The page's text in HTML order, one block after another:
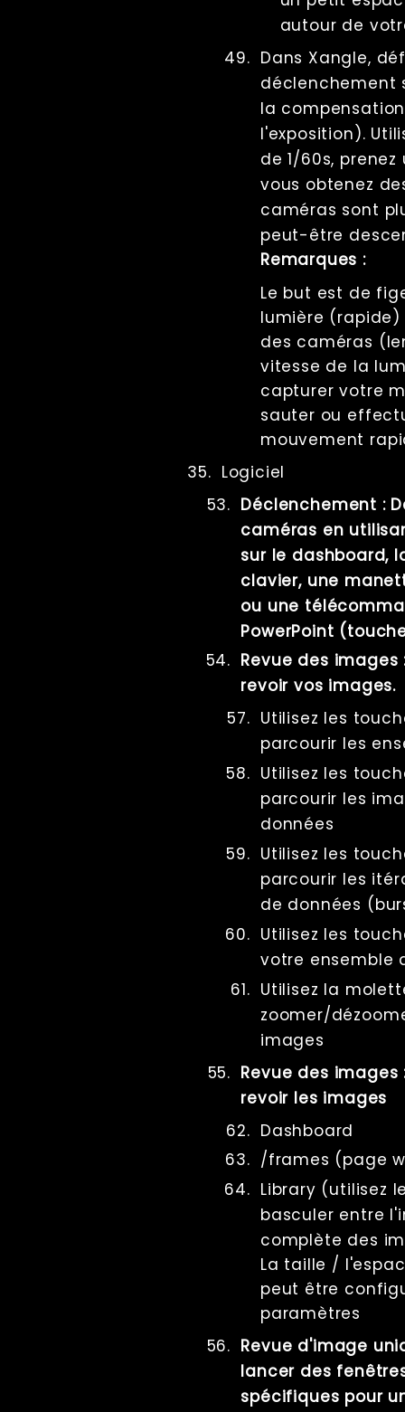
autour de
Dans Xangle,
déclenchement
la
l'exposition).
de 1/60s,
vous obtenez
caméras sont
peut-être
Remarques :
Le but est de
lumière
des caméras
vitesse de la
capturer votre
sauter ou
mouvement
Logiciel
Déclenchement :
caméras en
sur le dashboard,
clavier, une
ou une
PowerPoint
Revue des images
revoir vos images.
Utilisez les
parcourir les
Utilisez les
parcourir les
données
Utilisez les
parcourir les
de données
Utilisez les
votre ensemble
Utilisez la
zoomer/
images
Revue des
revoir les images
Dashboard
/frames (page
Library (utilisez
basculer entre
complète des
La taille /
peut être
paramètres
Revue d'image
lancer des
spécifiques pour